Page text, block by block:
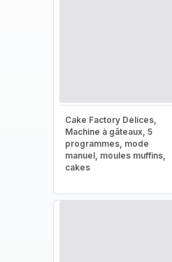
Cake Factory Délices,
Machine à gâteaux, 5
programmes, mode
manuel, moules muffins,
cakes